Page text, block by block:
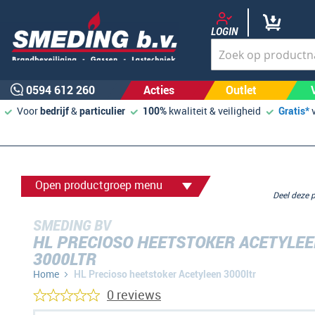
LOGIN
0594 612 260 Acties Outlet
Voorbedrijf&particulier 100% kwaliteit & veiligheid Gratis*
Open productgroep menu
SMEDING BV
HL PRECIOSO HEETSTOKER
3000LTR
Home HL Precioso heetstoker Acetyleen 3000ltr
Deel
0 reviews